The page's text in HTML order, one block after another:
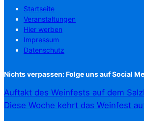
Startseite
Veranstaltungen
Hier werben
Impressum
Datenschutz
Nichts verpassen: Folge uns auf Social
Auftakt des Weinfests auf dem
Diese Woche kehrt das Weinfest